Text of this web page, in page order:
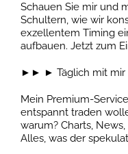
Schauen Sie mir und
Schultern, wie wir
exzellentem Timing
aufbauen. Jetzt zum
►► ► Täglich mit mir
Mein Premium-
entspannt traden
warum? Charts,
Alles, was der